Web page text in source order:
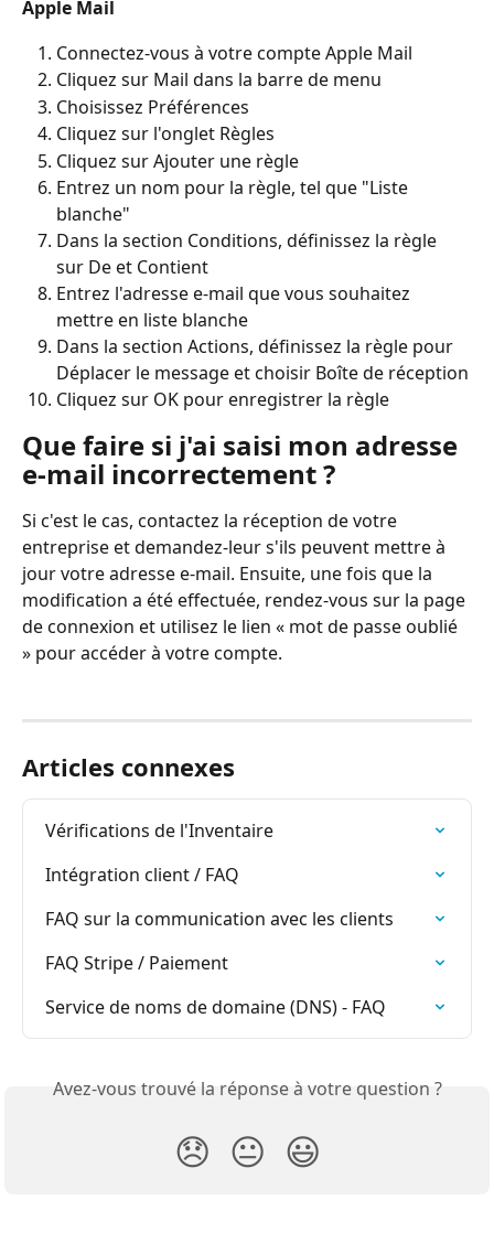
Apple Mail
Connectez-vous à votre compte Apple Mail
Cliquez sur Mail dans la barre de menu
Choisissez Préférences
Cliquez sur l'onglet Règles
Cliquez sur Ajouter une règle
Entrez un nom pour la règle, tel que "Liste
blanche"
Dans la section Conditions, définissez la règle
sur De et Contient
Entrez l'adresse e-mail que vous souhaitez
mettre en liste blanche
Dans la section Actions, définissez la règle pour
Déplacer le message et choisir Boîte de réception
Cliquez sur OK pour enregistrer la règle
Que faire si j'ai saisi mon adresse
e-mail incorrectement ?
Si c'est le cas, contactez la réception de votre
entreprise et demandez-leur s'ils peuvent mettre à
jour votre adresse e-mail. Ensuite, une fois que la
modification a été effectuée, rendez-vous sur la page
de connexion et utilisez le lien « mot de passe oublié
» pour accéder à votre compte.
Articles connexes
Vérifications de l'Inventaire
Intégration client / FAQ
FAQ sur la communication avec les clients
FAQ Stripe / Paiement
Service de noms de domaine (DNS) - FAQ
Avez-vous trouvé la réponse à votre question ?
😞 😐 😃